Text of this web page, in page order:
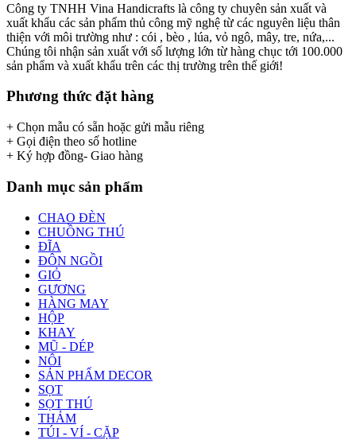
Công ty TNHH Vina Handicrafts là công ty chuyên sản xuất và
xuất khẩu các sản phẩm thủ công mỹ nghệ từ các nguyên liệu thân
thiện với môi trường như : cói , bèo , lúa, vỏ ngô, mây, tre, nứa,...
Chúng tôi nhận sản xuất với số lượng lớn từ hàng chục tới 100.000
sản phẩm và xuất khẩu trên các thị trường trên thế giới!
Phương thức đặt hàng
+ Chọn mẫu có sẵn hoặc gửi mẫu riêng
+ Gọi điện theo số hotline
+ Ký hợp đồng- Giao hàng
Danh mục sản phẩm
CHAO ĐÈN
CHUỒNG THÚ
ĐĨA
ĐÔN NGỒI
GIỎ
GƯƠNG
HÀNG MAY
HỘP
KHAY
MŨ - DÉP
NÔI
SẢN PHẨM DECOR
SỌT
SỌT THÚ
THẢM
TÚI - VÍ - CẶP